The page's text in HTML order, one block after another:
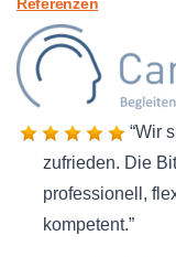
Referenzen
Wir
zufrieden. Die
professionell,
kompetent.